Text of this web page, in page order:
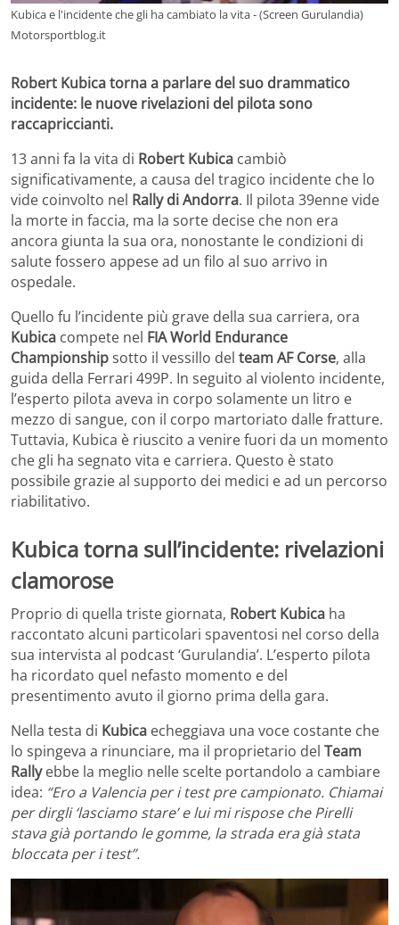
Kubica e l'incidente che gli ha cambiato la vita - (Screen Gurulandia)
Motorsportblog.it
Robert Kubica torna a parlare del suo drammatico
incidente: le nuove rivelazioni del pilota sono
raccapriccianti.
13 anni fa la vita di Robert Kubica cambiò
significativamente, a causa del tragico incidente che lo
vide coinvolto nel Rally di Andorra. Il pilota 39enne vide
la morte in faccia, ma la sorte decise che non era
ancora giunta la sua ora, nonostante le condizioni di
salute fossero appese ad un filo al suo arrivo in
ospedale.
Quello fu l’incidente più grave della sua carriera, ora
Kubica compete nel FIA World Endurance
Championshipsotto il vessillo del team AF Corse, alla
guida della Ferrari 499P. In seguito al violento incidente,
l’esperto pilota aveva in corpo solamente un litro e
mezzo di sangue, con il corpo martoriato dalle fratture.
Tuttavia, Kubica è riuscito a venire fuori da un momento
che gli ha segnato vita e carriera. Questo è stato
possibile grazie al supporto dei medici e ad un percorso
riabilitativo.
Kubica torna sull’incidente: rivelazioni
clamorose
Proprio di quella triste giornata, Robert Kubica ha
raccontato alcuni particolari spaventosi nel corso della
sua intervista al podcast ‘Gurulandia’. L’esperto pilota
ha ricordato quel nefasto momento e del
presentimento avuto il giorno prima della gara.
Nella testa di Kubica echeggiava una voce costante che
lo spingeva a rinunciare, ma il proprietario del Team
Rallyebbe la meglio nelle scelte portandolo a cambiare
idea: “Ero a Valencia per i test pre campionato. Chiamai
per dirgli ‘lasciamo stare’ e lui mi rispose che Pirelli
stava già portando le gomme, la strada era già stata
bloccata per i test”.